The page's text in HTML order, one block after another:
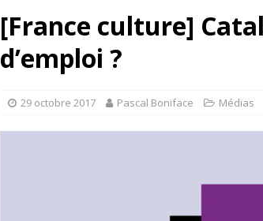
[France culture]
d’emploi ?
29 octobre 2017 Pascal Boniface Médias